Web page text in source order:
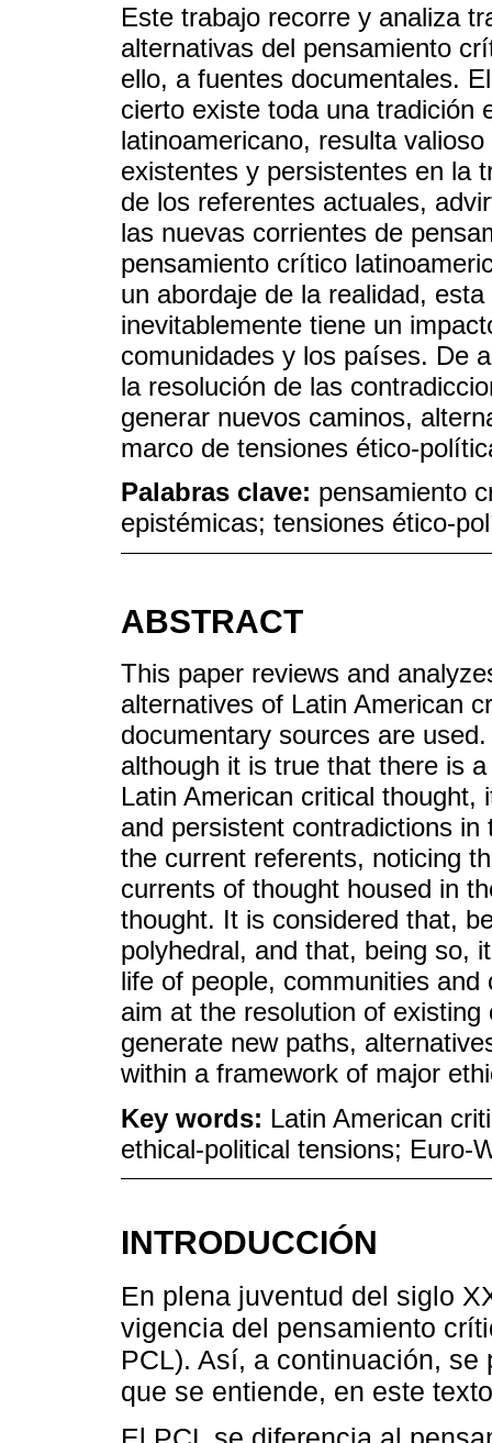
Este trabajo recorre y analiza
alternativas del pensamiento
ello, a fuentes documentales.
cierto existe toda una tradición
latinoamericano, resulta
existentes y persistentes en la
de los referentes actuales,
las nuevas corrientes de
pensamiento crítico
un abordaje de la realidad,
inevitablemente tiene un
comunidades y los países. De
la resolución de las
generar nuevos caminos,
marco de tensiones ético-
Palabras clave: pensamiento
epistémicas; tensiones ético-
ABSTRACT
This paper reviews and
alternatives of Latin American
documentary sources are
although it is true that there is
Latin American critical
and persistent contradictions
the current referents, noticing
currents of thought housed in
thought. It is considered that,
polyhedral, and that, being so,
life of people, communities
aim at the resolution of
generate new paths,
within a framework of major
Key words: Latin American
ethical-political tensions; Euro-
INTRODUCCIÓN
En plena juventud del siglo
vigencia del pensamiento
PCL). Así, a continuación,
que se entiende, en este